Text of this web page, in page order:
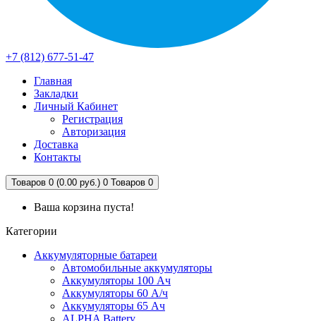
+7 (812) 677-51-47
Главная
Закладки
Личный Кабинет
Регистрация
Авторизация
Доставка
Контакты
Товаров 0 (0.00 руб.) 0 Товаров 0
Ваша корзина пуста!
Категории
Аккумуляторные батареи
Автомобильные аккумуляторы
Аккумуляторы 100 Ач
Аккумуляторы 60 А/ч
Аккумуляторы 65 Ач
ALPHA Battery